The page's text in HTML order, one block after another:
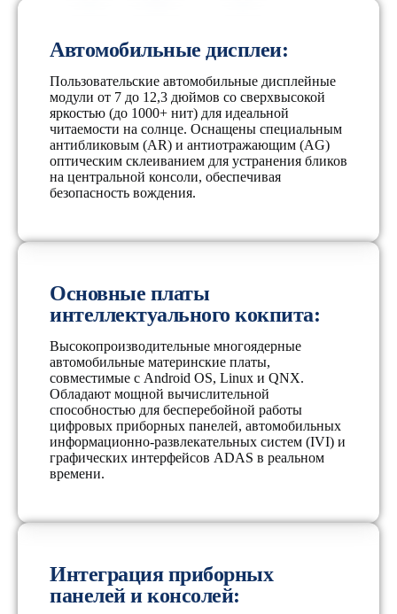
Автомобильные дисплеи:
Пользовательские автомобильные дисплейные
модули от 7 до 12,3 дюймов со сверхвысокой
яркостью (до 1000+ нит) для идеальной
читаемости на солнце. Оснащены специальным
антибликовым (AR) и антиотражающим (AG)
оптическим склеиванием для устранения бликов
на центральной консоли, обеспечивая
безопасность вождения.
Основные платы
интеллектуального кокпита:
Высокопроизводительные многоядерные
автомобильные материнские платы,
совместимые с Android OS, Linux и QNX.
Обладают мощной вычислительной
способностью для бесперебойной работы
цифровых приборных панелей, автомобильных
информационно-развлекательных систем (IVI) и
графических интерфейсов ADAS в реальном
времени.
Интеграция приборных
панелей и консолей: